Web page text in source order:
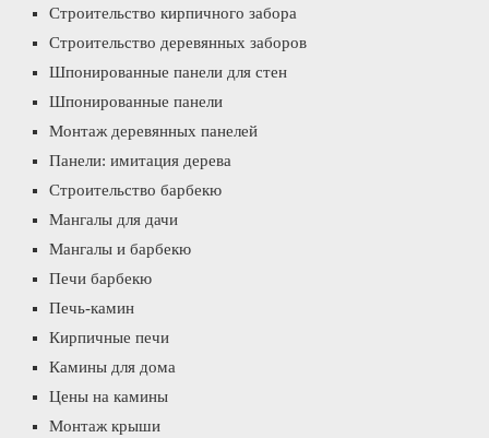
Строительство кирпичного забора
Строительство деревянных заборов
Шпонированные панели для стен
Шпонированные панели
Монтаж деревянных панелей
Панели: имитация дерева
Строительство барбекю
Мангалы для дачи
Мангалы и барбекю
Печи барбекю
Печь-камин
Кирпичные печи
Камины для дома
Цены на камины
Монтаж крыши